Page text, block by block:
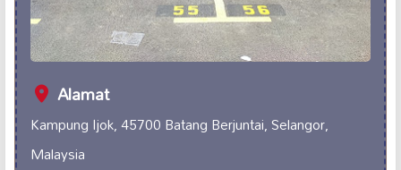
Alamat
Kampung Ijok, 45700 Batang Berjuntai, Selangor,
Malaysia